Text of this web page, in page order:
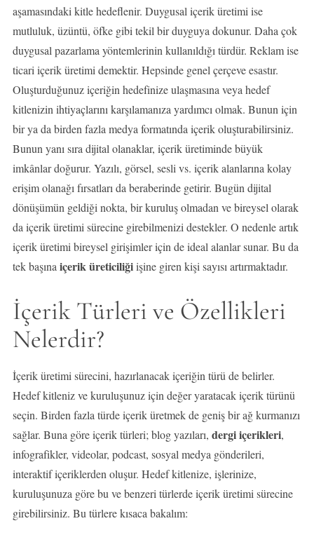
aşamasındaki kitle hedeflenir. Duygusal içerik üretimi ise
mutluluk, üzüntü, öfke gibi tekil bir duyguya dokunur. Daha çok
duygusal pazarlama yöntemlerinin kullanıldığı türdür. Reklam ise
ticari içerik üretimi demektir. Hepsinde genel çerçeve esastır.
Oluşturduğunuz içeriğin hedefinize ulaşmasına veya hedef
kitlenizin ihtiyaçlarını karşılamanıza yardımcı olmak. Bunun için
bir ya da birden fazla medya formatında içerik oluşturabilirsiniz.
Bunun yanı sıra dijital olanaklar, içerik üretiminde büyük
imkânlar doğurur. Yazılı, görsel, sesli vs. içerik alanlarına kolay
erişim olanağı fırsatları da beraberinde getirir. Bugün dijital
dönüşümün geldiği nokta, bir kuruluş olmadan ve bireysel olarak
da içerik üretimi sürecine girebilmenizi destekler. O nedenle artık
içerik üretimi bireysel girişimler için de ideal alanlar sunar. Bu da
tek başınaiçerik üreticiliğiişine giren kişi sayısı artırmaktadır.
İçerik Türleri ve Özellikleri
Nelerdir?
İçerik üretimi sürecini, hazırlanacak içeriğin türü de belirler.
Hedef kitleniz ve kuruluşunuz için değer yaratacak içerik türünü
seçin. Birden fazla türde içerik üretmek de geniş bir ağ kurmanızı
sağlar. Buna göre içerik türleri; blog yazıları, dergi içerikleri,
infografikler, videolar, podcast, sosyal medya gönderileri,
interaktif içeriklerden oluşur. Hedef kitlenize, işlerinize,
kuruluşunuza göre bu ve benzeri türlerde içerik üretimi sürecine
girebilirsiniz. Bu türlere kısaca bakalım: